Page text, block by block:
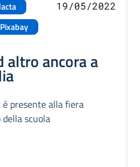
19/05/2022
altro ancora a
presente alla fiera
scuola